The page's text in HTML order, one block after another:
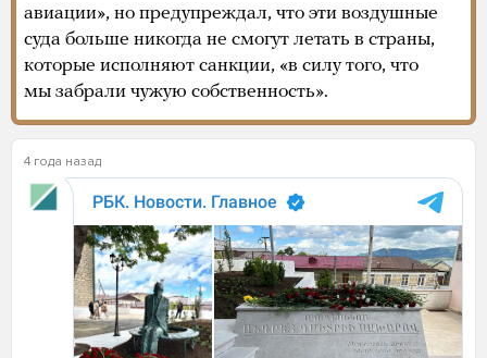
авиации», но предупреждал, что эти воздушные
суда больше никогда не смогут летать в страны,
которые исполняют санкции, «в силу того, что
мы забрали чужую собственность».
4 года назад